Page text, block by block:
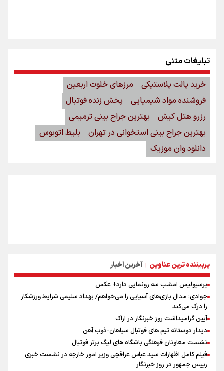
پربیننده ترین عناوین | آخرین اخبار
پرسپولیس امشب سه رونمایی دارد+ عکس
جوادی: مدال بازی‌های آسیایی را می‌خواهم/ بهداد سلیمی شرایط ورزشکار
را درک می‌کند
آیین گرامیداشت روز خبرنگار در اراک
دیدار دوستانه تیم های فوتبال سپاهان-ذوب آهن
نشست معاونان فرهنگی باشگاه های لیگ برتر فوتبال
فیلم کامل اظهارات سید عباس عراقچی وزیر امور خارجه در نشست خبری
رییس جمهور در روز خبرنگار
تبلیغات متنی
خرید پالت پلاستیکی
مرزهای خلوت اربعین
فروشنده مواد شیمیایی
پخش زنده فوتبال
رزرو هتل کیش
بهترین جراح بینی ترمیمی
بهترین جراح بینی استخوانی در تهران
بلیط اتوبوس
دانلود وان موزیک